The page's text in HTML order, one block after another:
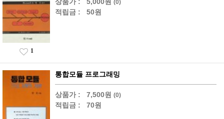
(0)
적립금 : 50원
1
통합모듈 프로그래밍
상품가 : 7,500원 (0)
적립금 : 70원